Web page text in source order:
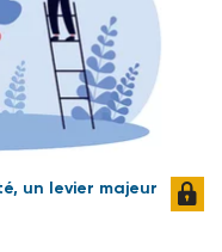
un levier majeur